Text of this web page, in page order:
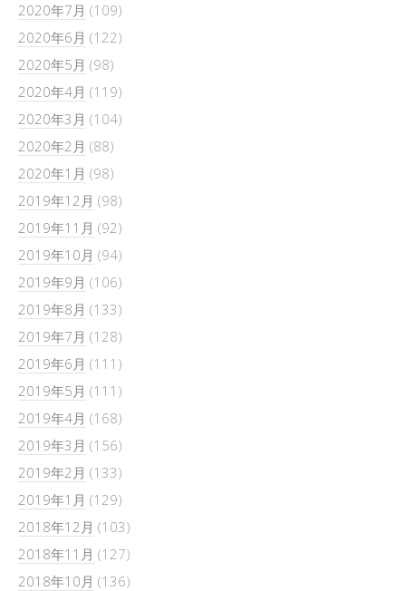
2020年7月 (109)
2020年6月 (122)
2020年5月 (98)
2020年4月 (119)
2020年3月 (104)
2020年2月 (88)
2020年1月 (98)
2019年12月 (98)
2019年11月 (92)
2019年10月 (94)
2019年9月 (106)
2019年8月 (133)
2019年7月 (128)
2019年6月 (111)
2019年5月 (111)
2019年4月 (168)
2019年3月 (156)
2019年2月 (133)
2019年1月 (129)
2018年12月 (103)
2018年11月 (127)
2018年10月 (136)